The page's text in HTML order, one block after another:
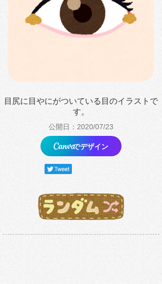
目尻に目やにがついている目のイラストで
す。
公開日：2020/07/23
でデザイン